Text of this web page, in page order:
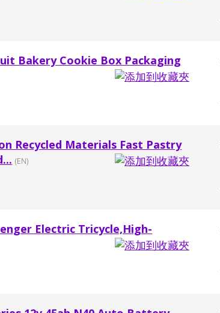
Bakery Cookie Box Packaging
Recycled Materials Fast Pastry
(EN)
Electric Tricycle,High-